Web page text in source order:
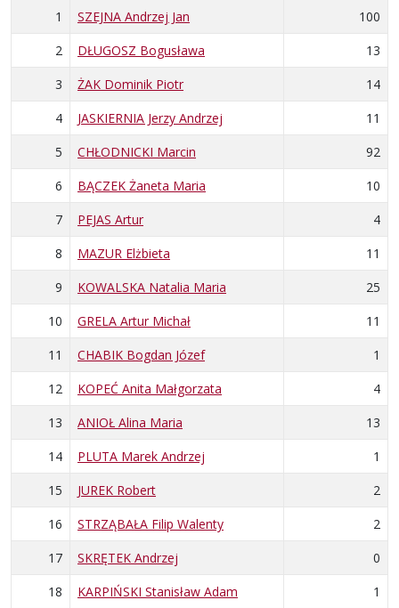
1 SZEJNA Andrzej Jan
100
2
DŁUGOSZ Bogusława
13
3
ŻAK Dominik Piotr
14
4
JASKIERNIA Jerzy Andrzej
11
5
CHŁODNICKI Marcin
92
6
BĄCZEK Żaneta Maria
10
7
PEJAS Artur
4
8
MAZUR Elżbieta
11
9
KOWALSKA Natalia Maria
25
10
GRELA Artur Michał
11
11
CHABIK Bogdan Józef
1
12
KOPEĆ Anita Małgorzata
4
13
ANIOŁ Alina Maria
13
14
PLUTA Marek Andrzej
1
15
JUREK Robert
2
16
STRZĄBAŁA Filip Walenty
2
17
SKRĘTEK Andrzej
0
18
KARPIŃSKI Stanisław Adam
1